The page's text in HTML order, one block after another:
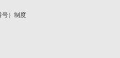
号）制度